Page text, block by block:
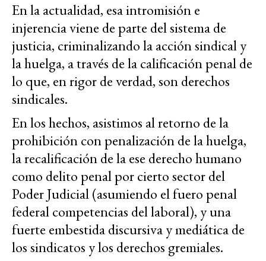
En la actualidad, esa intromisión e
injerencia viene de parte del sistema de
justicia, criminalizando la acción sindical y
la huelga, a través de la calificación penal de
lo que, en rigor de verdad, son derechos
sindicales.
En los hechos, asistimos al retorno de la
prohibición con penalización de la huelga,
la recalificación de la ese derecho humano
como delito penal por cierto sector del
Poder Judicial (asumiendo el fuero penal
federal competencias del laboral), y una
fuerte embestida discursiva y mediática de
los sindicatos y los derechos gremiales.